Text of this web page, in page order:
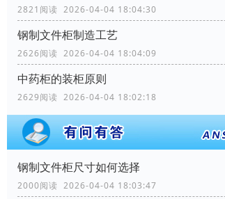
2821阅读 2026-04-04 18:04:30
钢制文件柜制造工艺
2626阅读 2026-04-04 18:04:09
中药柜的装柜原则
2629阅读 2026-04-04 18:02:18
钢制文件柜尺寸如何选择
2000阅读 2026-04-04 18:03:47